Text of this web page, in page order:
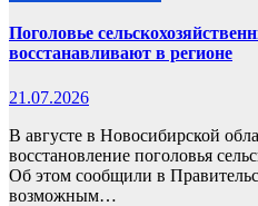
Поголовье
восстанавливают в регионе
21.07.2026
В августе в Новосибирской
восстановление поголовья
Об этом сообщили в
возможным…